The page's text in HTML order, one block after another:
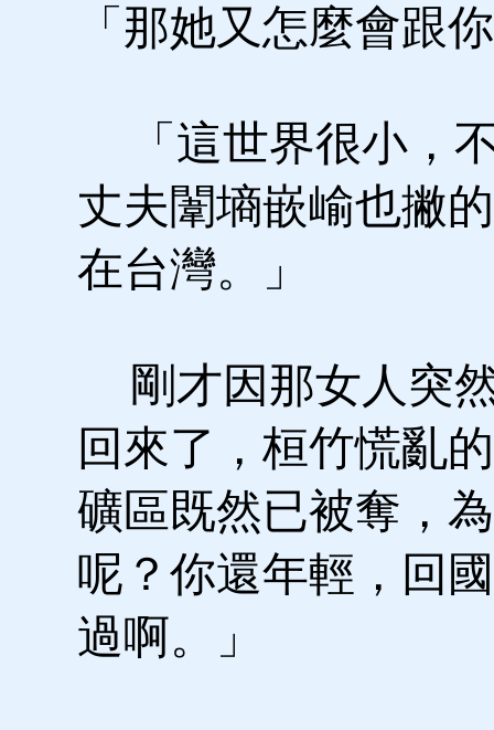
「那她又怎麼會跟
「這世界很小，
丈夫闈墒嵌崳也撇
在台灣。」
剛才因那女人突
回來了，桓竹慌亂
礦區既然已被奪，
呢？你還年輕，回
過啊。」